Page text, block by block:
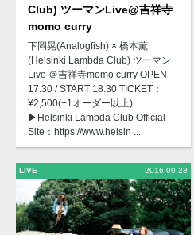
Club) ツーマンLive@吉祥寺
momo curry
下岡晃(Analogfish) × 橋本薫
(Helsinki Lambda Club) ツーマン
Live ＠吉祥寺momo curry OPEN
17:30 / START 18:30 TICKET：
¥2,500(+1オーダー以上)
▶︎Helsinki Lambda Club Official
Site：https://www.helsin ...
LIVE 2016.09.23